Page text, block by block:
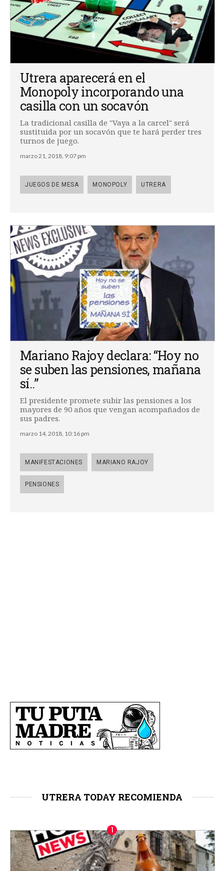
Utrera aparecerá en el
Monopoly incorporando una
casilla con un socavón
La tradicional casilla de "Vaya a la carcel" será
sustituida por un socavón que te hará perder tres
turnos de juego.
marzo 21, 2018, 9:07 pm
JUEGOS DE MESA MONOPOLY UTRERA
Mariano Rajoy declara: “Hoy no
se suben las pensiones, mañana
sí..”
El presidente promete subir las pensiones a los
mayores de 90 años que vengan acompañados de
sus padres.
marzo 14, 2018, 10:16 pm
MANIFESTACIONES MARIANO RAJOY
PENSIONES
UTRERA TODAY RECOMIENDA